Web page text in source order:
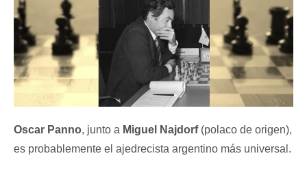
Oscar Panno, junto a Miguel Najdorf(polaco de origen),
es probablemente el ajedrecista argentino más universal.